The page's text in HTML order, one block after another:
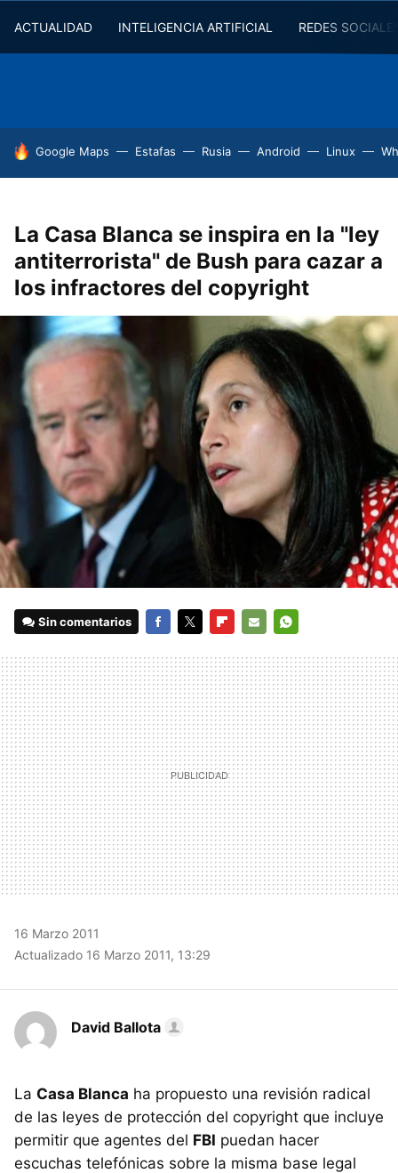
ACTUALIDAD INTELIGENCIA ARTIFICIAL REDES
HOY SE HABLA DE
Google Maps Estafas Rusia Android Linux
La Casa Blanca se inspira en la "ley
antiterrorista" de Bush para cazar a
los infractores del copyright
Sin comentarios
MAIL
16 Marzo 2011
Actualizado 16 Marzo 2011, 13:29
David Ballota
La Casa Blanca ha propuesto una revisión radical
de las leyes de protección del copyright que incluye
permitir que agentes del FBI puedan hacer
escuchas telefónicas sobre la misma base legal